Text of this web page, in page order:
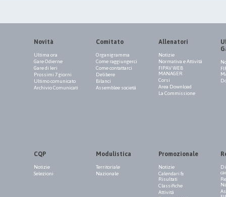
Novità
Ultima ora
Gare Odierne
Gare di Ieri
Prossimi 7 giorni
Ultimo comunicato
Archivio Comunicati
Comitato
Organigramma
Come raggiungerci
Come contattarci
Delibere
Bilanci
Assemblee società
Allenatori
Notizie
Normativa e Attività
FIPAV WEB
MANAGER
Corsi
Area Download
La Commissione
CQP
Notizie
Selezioni
Modulistica
Territoriale
Nazionale
Promozionale
Notizie
Calendari &
Risultati
Classifiche
Attività